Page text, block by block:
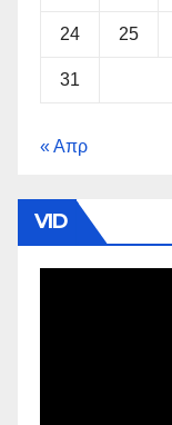
24 25
31
« Απρ
VID